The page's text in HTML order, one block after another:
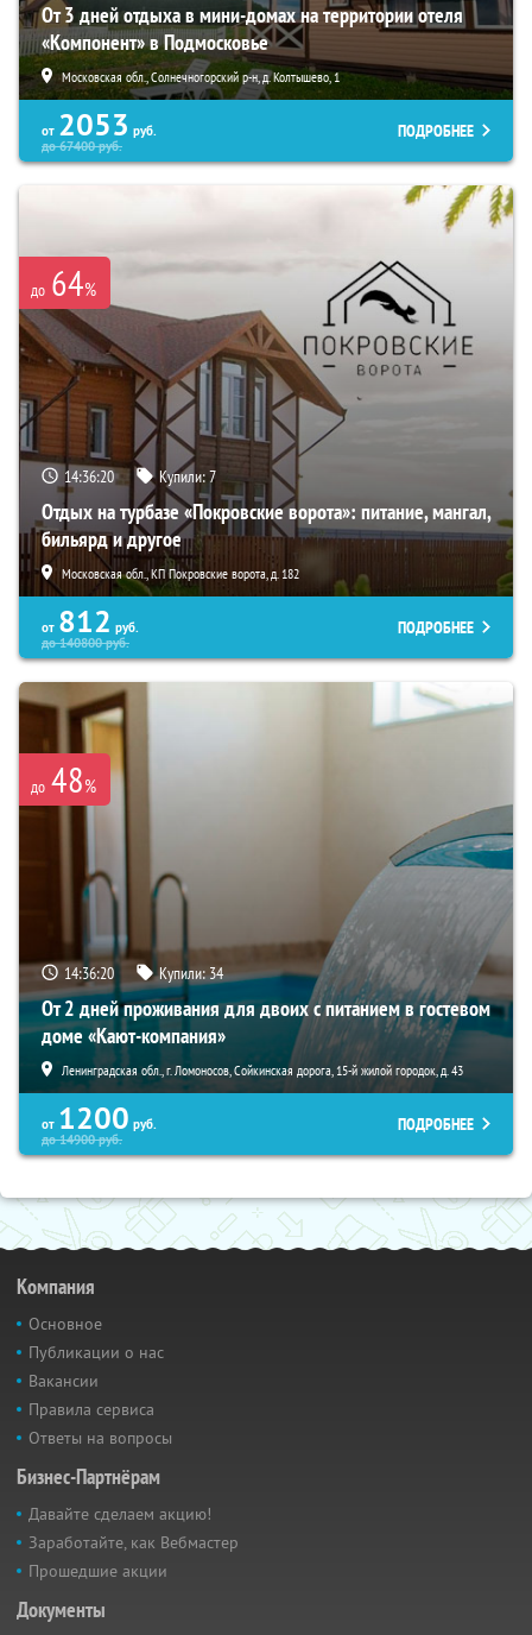
От 3 дней отдыха в мини-домах на территории отеля
«Компонент» в Подмосковье
Московская обл., Солнечногорский р-н, д. Колтышево, 1
от 2053 руб.
до67400руб.
ПОДРОБНЕЕ
до 64%
14:36:19 Купили:7
Отдых на турбазе «Покровские ворота»: питание, мангал,
бильярд и другое
Московская обл., КП Покровские ворота, д. 182
от 812 руб.
до140800руб.
ПОДРОБНЕЕ
до 48%
14:36:19 Купили:34
От 2 дней проживания для двоих с питанием в гостевом
доме «Кают-компания»
Ленинградская обл., г. Ломоносов, Сойкинская дорога, 15-й жилой городок, д. 43
от 1200 руб.
до14900руб.
ПОДРОБНЕЕ
Компания
Основное
Публикации о нас
Вакансии
Правила сервиса
Ответы на вопросы
Бизнес-Партнёрам
Давайте сделаем акцию!
Заработайте, как Вебмастер
Прошедшие акции
Документы